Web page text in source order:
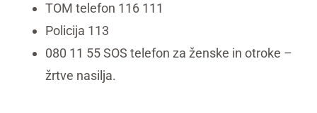
TOM telefon 116 111
Policija 113
080 11 55 SOS telefon za ženske in otroke –
žrtve nasilja.